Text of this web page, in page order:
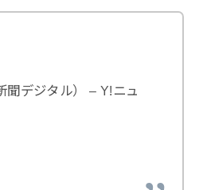
聞デジタル） – Y!ニュ